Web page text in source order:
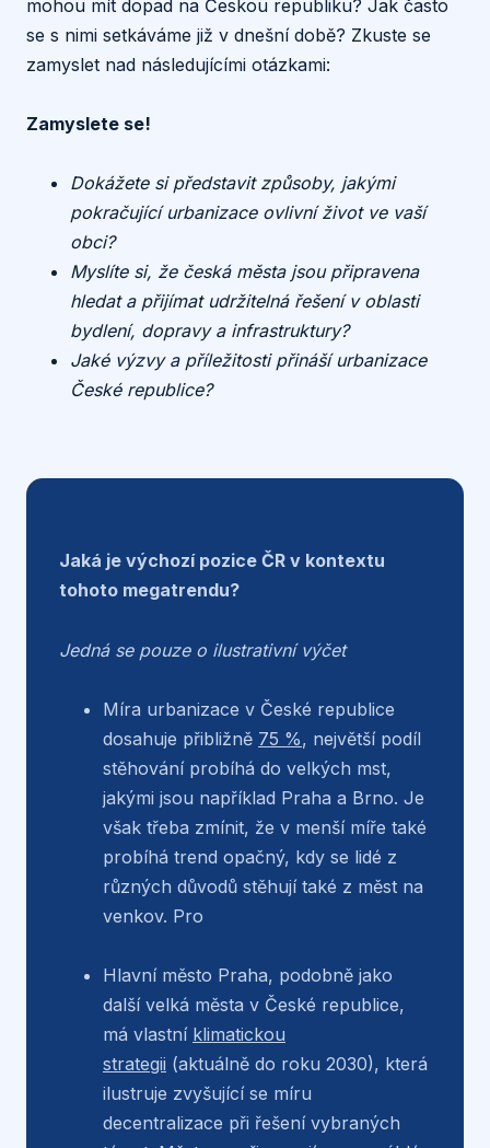
mohou mít dopad na Českou republiku? Jak často
se s nimi setkáváme již v dnešní době? Zkuste se
zamyslet nad následujícími otázkami:
Zamyslete se!
Dokážete si představit způsoby, jakými
pokračující urbanizace ovlivní život ve vaší
obci?
Myslíte si, že česká města jsou připravena
hledat a přijímat udržitelná řešení v oblasti
bydlení, dopravy a infrastruktury?
Jaké výzvy a příležitosti přináší urbanizace
České republice?
Jaká je výchozí pozice ČR v kontextu
tohoto megatrendu?
Jedná se pouze o ilustrativní výčet
Míra urbanizace v České republice
dosahuje přibližně 75 %, největší podíl
stěhování probíhá do velkých mst,
jakými jsou například Praha a Brno. Je
však třeba zmínit, že v menší míře také
probíhá trend opačný, kdy se lidé z
různých důvodů stěhují také z měst na
venkov. Pro
Hlavní město Praha, podobně jako
další velká města v České republice,
má vlastní klimatickou
strategii (aktuálně do roku 2030), která
ilustruje zvyšující se míru
decentralizace při řešení vybraných